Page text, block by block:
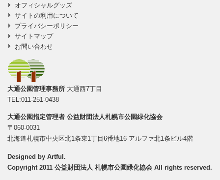
オフィシャルグッズ
サイトの利用について
プライバシーポリシー
サイトマップ
お問い合わせ
大通公園管理事務所 大通西7丁目
TEL:011-251-0438
大通公園指定管理者 公益財団法人札幌市公園緑化協会
〒060-0031
北海道札幌市中央区北1条東1丁目6番地16 アルファ北1条ビル4階
Designed by Artful .
Copyright 2011 公益財団法人 札幌市公園緑化協会 All rights reserved.